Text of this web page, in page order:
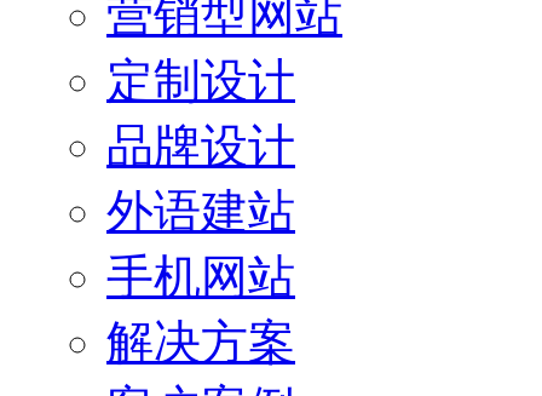
营销型网站
定制设计
品牌设计
外语建站
手机网站
解决方案